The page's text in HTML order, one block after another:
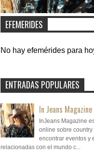
EFEMERIDES
No hay efemérides para
ENTRADAS POPULARES
In Jeans Magazine
InJeans Magazine
online sobre country
encontrar eventos y
relacionadas con el mundo c...